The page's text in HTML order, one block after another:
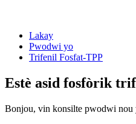
Lakay
Pwodwi yo
Trifenil Fosfat-TPP
Estè asid fosfòrik
Bonjou, vin konsilte pwodwi nou